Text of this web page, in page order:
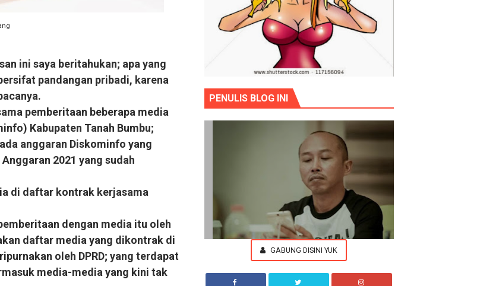
ini saya beritahukan; apa yang
pandangan pribadi, karena
pemberitaan beberapa media
Kabupaten Tanah Bumbu;
anggaran Diskominfo yang
2021 yang sudah
di daftar kontrak kerjasama
dengan media itu oleh
daftar media yang dikontrak di
oleh DPRD; yang terdapat
media-media yang kini tak
PENULIS BLOG INI
GABUNG DISINI YUK